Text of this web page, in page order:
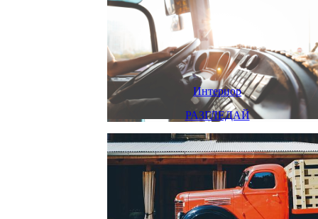
Интериор
РАЗГЛЕДАЙ